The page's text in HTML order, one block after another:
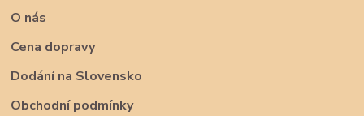
O nás
Cena dopravy
Dodání na Slovensko
Obchodní podmínky